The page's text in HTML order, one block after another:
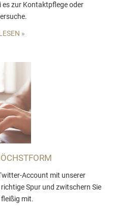
zur Kontaktpflege oder
»
Account mit unserer
Spur und zwitschern Sie
mit.